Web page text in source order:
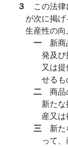
３ この法
が次に掲
生産性の向
一 新
発及
又は
せるも
二 商
新た
産又
三 新
って